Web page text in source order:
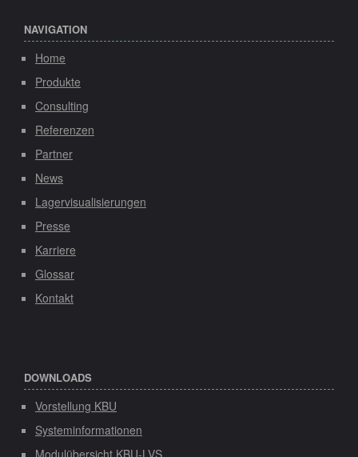
NAVIGATION
Home
Produkte
Consulting
Referenzen
Partner
News
Lagervisualisierungen
Presse
Karriere
Glossar
Kontakt
DOWNLOADS
Vorstellung KBU
Systeminformationen
Modulübersicht KBU-LVS